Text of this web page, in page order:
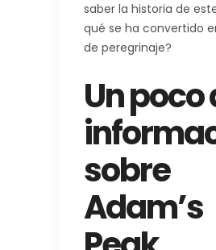
saber la historia de
qué se ha convertido
de peregrinaje?
Un poco
sobre
Adam’s